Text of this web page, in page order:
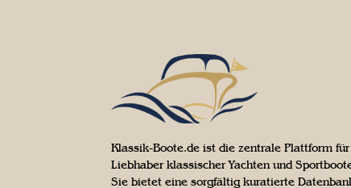
Klassik-Boote.de ist die zentrale Plattform für
Liebhaber klassischer Yachten und
Sie bietet eine sorgfältig kuratierte